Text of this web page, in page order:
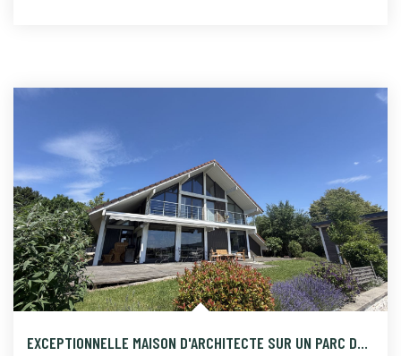
EXCEPTIONNELLE MAISON D'ARCHITECTE SUR UN PARC DE 20 ARES DE